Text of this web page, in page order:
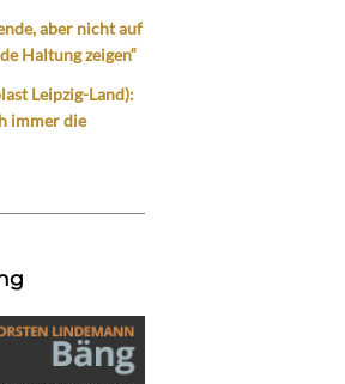
aber nicht auf
Haltung zeigen“
Leipzig-Land):
immer die